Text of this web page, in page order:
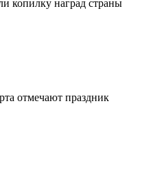
копилку наград страны
отмечают праздник